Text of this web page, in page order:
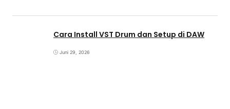
Cara Install VST Drum dan Setup di DAW
Juni 29, 2026